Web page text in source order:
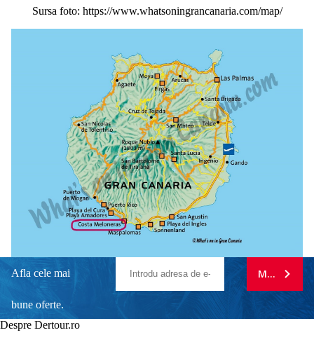
Sursa foto: https://www.whatsoningrancanaria.com/map/
Afla cele mai
bune oferte.
MA
Despre Dertour.ro